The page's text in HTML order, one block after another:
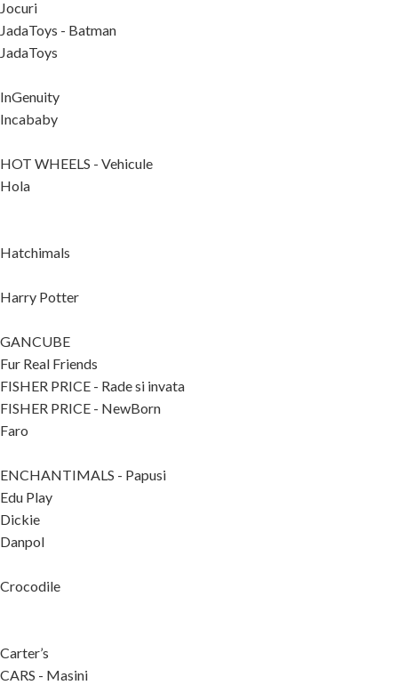
Jocuri
JadaToys - Batman
JadaToys
InGenuity
Incababy
HOT WHEELS - Vehicule
Hola
Hatchimals
Harry Potter
GANCUBE
Fur Real Friends
FISHER PRICE - Rade si invata
FISHER PRICE - NewBorn
Faro
ENCHANTIMALS - Papusi
Edu Play
Dickie
Danpol
Crocodile
Carter’s
CARS - Masini